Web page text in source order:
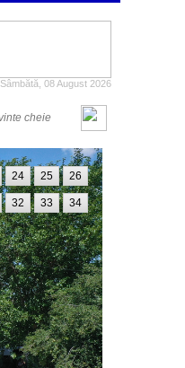
Sâmbătă, 08 August 2026
24 25 26
32 33 34